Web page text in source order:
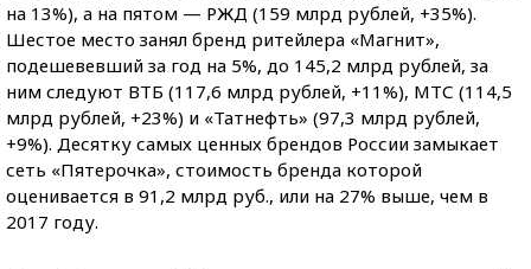
на 13%), а на пятом — РЖД (159 млрд рублей, +35%).
Шестое место занял бренд ритейлера «Магнит»,
подешевевший за год на 5%, до 145,2 млрд рублей, за
ним следуют ВТБ (117,6 млрд рублей, +11%), МТС (114,5
млрд рублей, +23%) и «Татнефть» (97,3 млрд рублей,
+9%). Десятку самых ценных брендов России замыкает
сеть «Пятерочка», стоимость бренда которой
оценивается в 91,2 млрд руб., или на 27% выше, чем в
2017 году.